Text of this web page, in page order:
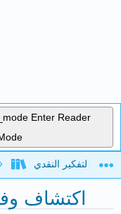
Enter Reader
11: